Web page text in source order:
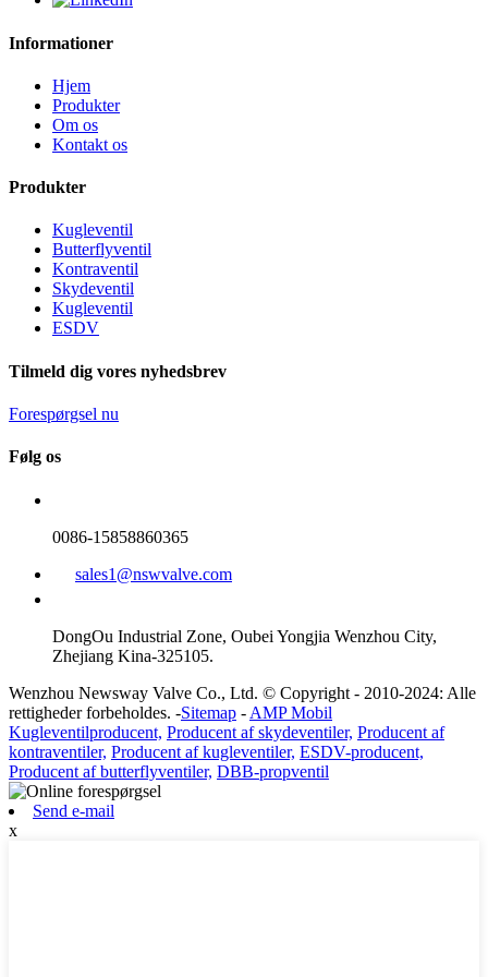
Informationer
Hjem
Produkter
Om os
Kontakt os
Produkter
Kugleventil
Butterflyventil
Kontraventil
Skydeventil
Kugleventil
ESDV
Tilmeld dig vores nyhedsbrev
Forespørgsel nu
Følg os
0086-15858860365
sales1@nswvalve.com
DongOu Industrial Zone, Oubei Yongjia Wenzhou City,
Zhejiang Kina-325105.
Wenzhou Newsway Valve Co., Ltd. © Copyright - 2010-2024: Alle
rettigheder forbeholdes. -Sitemap -AMP Mobil
Kugleventilproducent, Producent af skydeventiler, Producent af
kontraventiler, Producent af kugleventiler, ESDV-producent,
Producent af butterflyventiler, DBB-propventil
Send e-mail
x